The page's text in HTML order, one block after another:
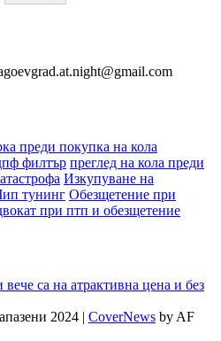
преди покупка на кола
филтър преглед на кола преди
Изкупуване на
тунинг Обезщетение при
при птп и обезщетение
2024 | CoverNews by AF